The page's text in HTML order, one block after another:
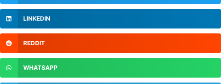
LINKEDIN
REDDIT
WHATSAPP